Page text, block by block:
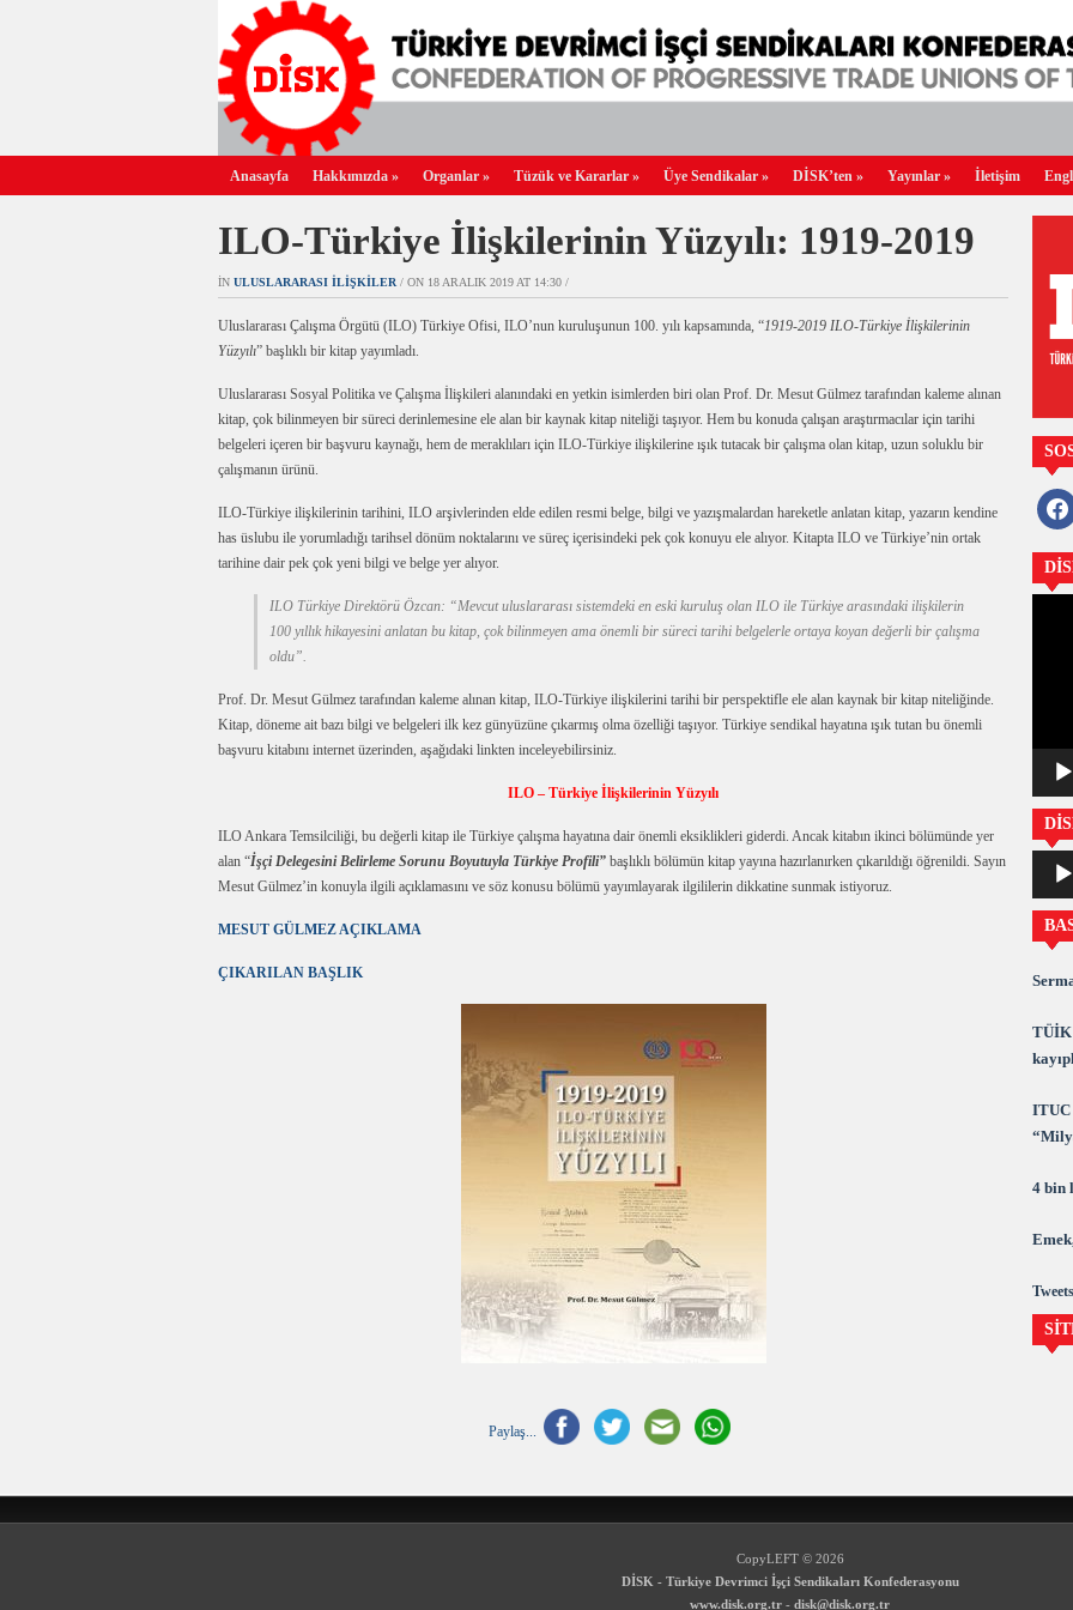
Anasayfa Hakkımızda » Organlar » Tüzük ve Kararlar » Üye Sendikalar » DİSK’ten » Yayınlar » İletişim
ILO-Türkiye İlişkilerinin Yüzyılı: 1919-2019
IN ULUSLARARASI İLIŞKILER / ON 18 ARALIK 2019 AT 14:30 /
Uluslararası Çalışma Örgütü (ILO) Türkiye Ofisi, ILO’nun kuruluşunun 100. yılı kapsamında, “1919-2019 ILO-Türkiye İlişkilerinin
Yüzyılı” başlıklı bir kitap yayımladı.
Uluslararası Sosyal Politika ve Çalışma İlişkileri alanındaki en yetkin isimlerden biri olan Prof. Dr. Mesut Gülmez tarafından kaleme alınan
kitap, çok bilinmeyen bir süreci derinlemesine ele alan bir kaynak kitap niteliği taşıyor. Hem bu konuda çalışan araştırmacılar için tarihi
belgeleri içeren bir başvuru kaynağı, hem de meraklıları için ILO-Türkiye ilişkilerine ışık tutacak bir çalışma olan kitap, uzun soluklu bir
çalışmanın ürünü.
ILO-Türkiye ilişkilerinin tarihini, ILO arşivlerinden elde edilen resmi belge, bilgi ve yazışmalardan hareketle anlatan kitap, yazarın kendine
has üslubu ile yorumladığı tarihsel dönüm noktalarını ve süreç içerisindeki pek çok konuyu ele alıyor. Kitapta ILO ve Türkiye’nin ortak
tarihine dair pek çok yeni bilgi ve belge yer alıyor.
ILO Türkiye Direktörü Özcan: “Mevcut uluslararası sistemdeki en eski kuruluş olan ILO ile Türkiye arasındaki ilişkilerin
100 yıllık hikayesini anlatan bu kitap, çok bilinmeyen ama önemli bir süreci tarihi belgelerle ortaya koyan değerli bir çalışma
oldu”.
Prof. Dr. Mesut Gülmez tarafından kaleme alınan kitap, ILO-Türkiye ilişkilerini tarihi bir perspektifle ele alan kaynak bir kitap niteliğinde.
Kitap, döneme ait bazı bilgi ve belgeleri ilk kez günyüzüne çıkarmış olma özelliği taşıyor. Türkiye sendikal hayatına ışık tutan bu önemli
başvuru kitabını internet üzerinden, aşağıdaki linkten inceleyebilirsiniz.
ILO – Türkiye İlişkilerinin Yüzyılı
ILO Ankara Temsilciliği, bu değerli kitap ile Türkiye çalışma hayatına dair önemli eksiklikleri giderdi. Ancak kitabın ikinci bölümünde yer
alan “İşçi Delegesini Belirleme Sorunu Boyutuyla Türkiye Profili” başlıklı bölümün kitap yayına hazırlanırken çıkarıldığı öğrenildi. Sayın
Mesut Gülmez’in konuyla ilgili açıklamasını ve söz konusu bölümü yayımlayarak ilgililerin dikkatine sunmak istiyoruz.
MESUT GÜLMEZ AÇIKLAMA
ÇIKARILAN BAŞLIK
Paylaş...
oynatıcı
TÜİK
ITUC
4 bin
CopyLEFT © 2026
DİSK - Türkiye Devrimci İşçi Sendikaları Konfederasyonu
www.disk.org.tr - disk@disk.org.tr